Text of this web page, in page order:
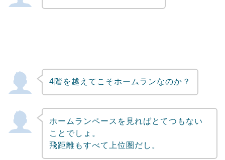
4階を越えてこそホームランなのか？
ホームランペースを見ればとてつもない
ことでしょ。
飛距離もすべて上位圏だし。